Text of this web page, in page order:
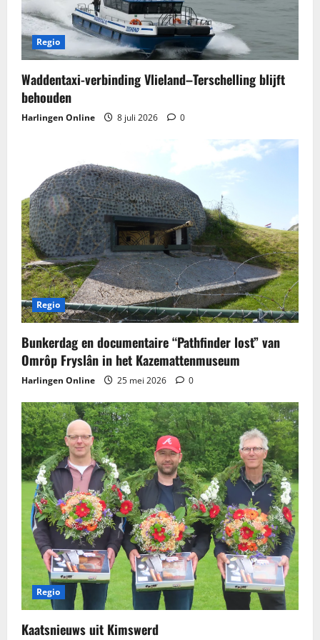
Regio
Waddentaxi-verbinding Vlieland–Terschelling blijft
behouden
Harlingen Online 8 juli 2026 0
Regio
Bunkerdag en documentaire “Pathfinder lost” van
Omrôp Fryslân in het Kazemattenmuseum
Harlingen Online 25 mei 2026 0
Regio
Kaatsnieuws​ uit Kimswerd